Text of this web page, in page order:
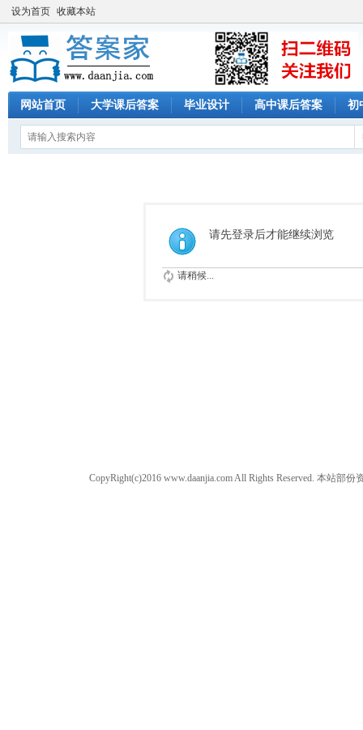
设为首页 收藏本站
网站首页 大学课后答案 毕业设计 高中课后答案 初
请先登录后才能继续浏览
请稍候...
CopyRight(c)2016 www.daanjia.com All Rights Reserved. 本站